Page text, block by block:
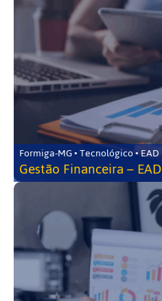
Formiga-MG • Tecnológico • EAD
Gestão Financeira – EAD